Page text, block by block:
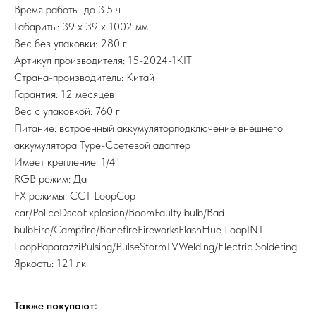
Время работы: до 3.5 ч
Габариты: 39 x 39 x 1002 мм
Вес без упаковки: 280 г
Артикул производителя: 15-2024-1KIT
Страна-производитель: Китай
Гарантия: 12 месяцев
Вес с упаковкой: 760 г
Питание: встроенный аккумуляторподключение внешнего
аккумулятора Type-Cсетевой адаптер
Имеет крепление: 1/4"
RGB режим: Да
FX режимы: CCT LoopCop
car/PoliceDscoExplosion/BoomFaulty bulb/Bad
bulbFire/Campfire/BonefireFireworksFlashHue LoopINT
LoopPaparazziPulsing/PulseStormTVWelding/Electric Soldering
Яркость: 121 лк
Также покупают: